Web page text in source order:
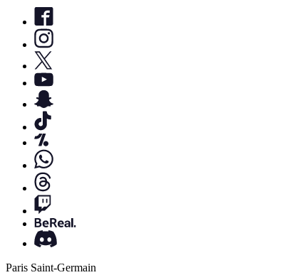
Paris Saint-Germain